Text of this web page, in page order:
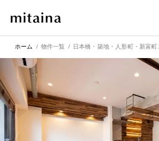
ホーム 物件一覧 日本橋・築地・人形町・新富町